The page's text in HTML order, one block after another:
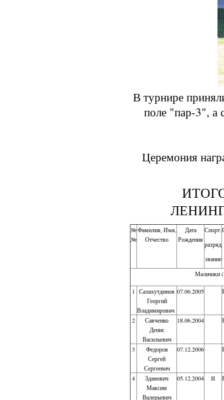
В турнире
поле "пар-3", а
Церемония
№
№
Фамилия, Имя,
Отчество
Дата
Рождения
Спорт.
разряд
звание
Мальчики
1 Салахутдинов
Георгий
Владимирович
07.06.2005
2
Савченко
Денис
Васильевич
18.06.2004
3
Федоров
Сергей
Сергеевич
07.12.2006
4
Зданович
Максим
Валерьевич
05.12.2004 II